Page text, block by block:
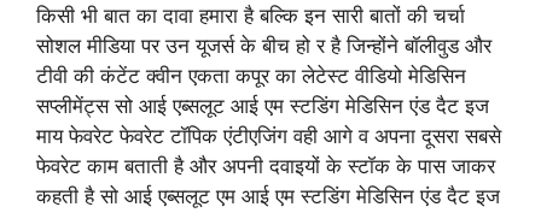
किसी भी बात का दावा हमारा है बल्कि इन सारी बातों की चर्चा
सोशल मीडिया पर उन यूजर्स के बीच हो र है जिन्होंने बॉलीवुड और
टीवी की कंटेंट क्वीन एकता कपूर का लेटेस्ट वीडियो मेडिसिन
सप्लीमेंट्स सो आई एब्सलूट आई एम स्टडिंग मेडिसिन एंड दैट इज
माय फेवरेट फेवरेट टॉपिक एंटीएजिंग वही आगे व अपना दूसरा सबसे
फेवरेट काम बताती है और अपनी दवाइयों के स्टॉक के पास जाकर
कहती है सो आई एब्सलूट एम आई एम स्टडिंग मेडिसिन एंड दैट इज